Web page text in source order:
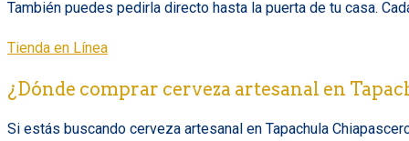
También puedes pedirla directo hasta la puerta de tu casa.
Tienda en Línea
¿Dónde comprar cerveza artesanal en
Si estás buscando cerveza artesanal en Tapachula